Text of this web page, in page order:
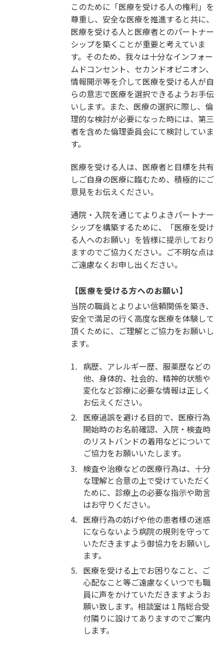
このために「医療を受ける人の権利」を
尊重し、安全な医療を推進すると共に、
医療を受ける人と医療者とのパートナー
シップを築くことが重要と考えていま
す。そのため、我々は十分なインフォー
ムドコンセント、セカンドオピニオン、
情報開示等を介して医療を受ける人が自
らの意志で医療を選択できるようお手伝
いします。また、医療の選択に際し、倫
理的な検討が必要になった時には、第三
者を含めた倫理委員会にて検討していま
す。
医療を受ける人は、医療者と目標を共有
しご自身の医療に臨むため、積極的にご
意見をお伝えください。
通院・入院を通じてよりよきパートナー
シップを構築するために、「医療を受け
る人へのお願い」を皆様に提示しており
ますのでご協力ください。ご不明な点は
ご遠慮なくお申し出ください。
【医療を受ける方へのお願い】
当院の職員とよりよい信頼関係を築き、
安全で満足の行く高度な医療を体験して
頂くために、ご理解とご協力をお願いし
ます。
1. 病歴、アレルギー歴、服薬歴などの
他、身体的、社会的、精神的状態や
変化など診療に必要な情報は正しく
お伝えください。
2. 医療過誤を避ける目的で、医療行為
開始時のお名前確認、入院・検査時
のリストバンドの着用などについて
ご協力をお願いいたします。
3. 検査や治療などの医療行為は、十分
な理解と合意の上で受けていただく
ために、診療上の必要な指示や助言
はお守りください。
4. 医療行為の妨げや他の患者様の迷惑
にならないよう病院の規則を守って
いただきますよう御協力をお願いし
ます。
5. 医療を受ける上でお困りなこと、ご
心配なこと等ご遠慮なくいつでも職
員に声をかけていただきますようお
願い致します。相談室は１階総合受
付隣りに設けてありますのでご案内
します。